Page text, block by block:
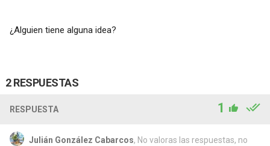
¿Alguien tiene alguna idea?
2 RESPUESTAS
RESPUESTA 1
Julián González Cabarcos, No valoras las respuestas, no